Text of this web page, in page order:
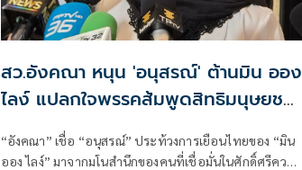
สว.อังคณา หนุน 'อนุสรณ์' ต้านมิน ออง
ไลง์ แปลกใจพรรคส้มพูดสิทธิมนุษยชน
แต่กลับเงียบ
“อังคณา” เชื่อ “อนุสรณ์” ประท้วงการเยือนไทยของ “มิน
ออง ไลง์” มาจากมโนสำนึกของคนที่เชื่อมั่นในศักดิ์ศรีความ